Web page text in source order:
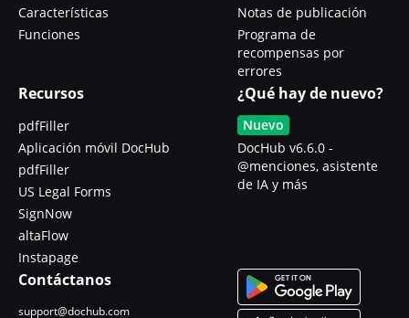
Características
Funciones
Notas de publicación
Programa de
recompensas por
errores
Recursos
pdfFiller
Aplicación móvil DocHub
pdfFiller
US Legal Forms
SignNow
altaFlow
Instapage
¿Qué hay de nuevo?
Nuevo
DocHub v6.6.0 -
@menciones, asistente
de IA y más
Contáctanos
support@dochub.com